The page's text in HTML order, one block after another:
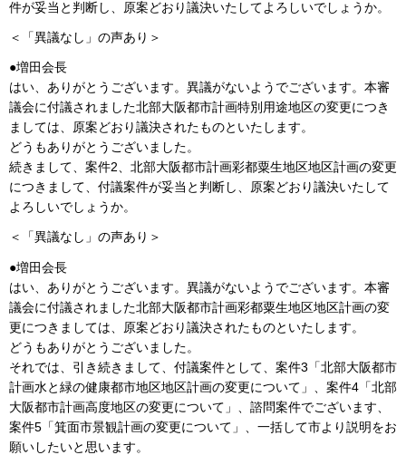
件が妥当と判断し、原案どおり議決いたしてよろしいでしょうか。
＜「異議なし」の声あり＞
●増田会長
はい、ありがとうございます。異議がないようでございます。本審
議会に付議されました北部大阪都市計画特別用途地区の変更につき
ましては、原案どおり議決されたものといたします。
どうもありがとうございました。
続きまして、案件2、北部大阪都市計画彩都粟生地区地区計画の変更
につきまして、付議案件が妥当と判断し、原案どおり議決いたして
よろしいでしょうか。
＜「異議なし」の声あり＞
●増田会長
はい、ありがとうございます。異議がないようでございます。本審
議会に付議されました北部大阪都市計画彩都粟生地区地区計画の変
更につきましては、原案どおり議決されたものといたします。
どうもありがとうございました。
それでは、引き続きまして、付議案件として、案件3「北部大阪都市
計画水と緑の健康都市地区地区計画の変更について」、案件4「北部
大阪都市計画高度地区の変更について」、諮問案件でございます、
案件5「箕面市景観計画の変更について」、一括して市より説明をお
願いしたいと思います。